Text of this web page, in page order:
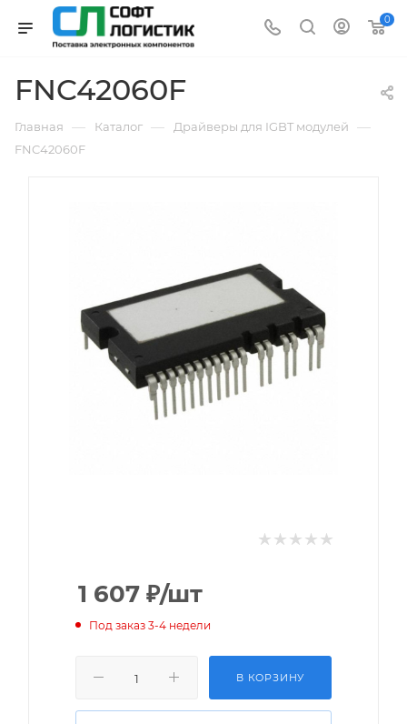
0
FNC42060F
Главная — Каталог — Драйверы для IGBT модулей —
FNC42060F
1 607₽/шт
Под заказ 3-4 недели
В КОРЗИНУ